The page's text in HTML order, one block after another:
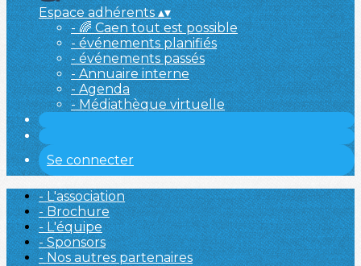
Espace adhérents▴▾
- 🌈 Caen tout est possible
- événements planifiés
- événements passés
- Annuaire interne
- Agenda
- Médiathèque virtuelle
Se connecter
- L'association
- Brochure
- L'équipe
- Sponsors
- Nos autres partenaires